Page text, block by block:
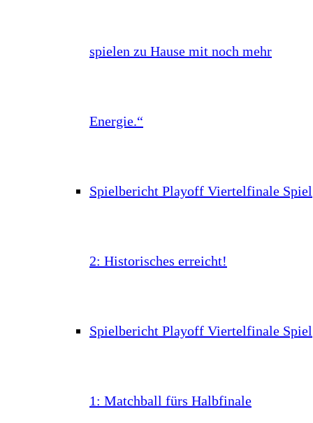
spielen zu Hause mit noch mehr
Energie.“
Spielbericht Playoff Viertelfinale Spiel
2: Historisches erreicht!
Spielbericht Playoff Viertelfinale Spiel
1: Matchball fürs Halbfinale